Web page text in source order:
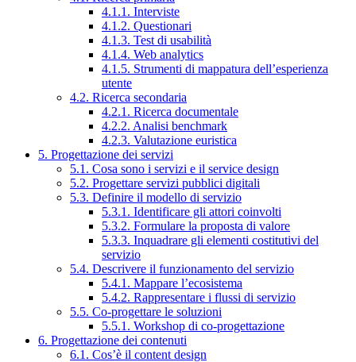
4.1.1. Interviste
4.1.2. Questionari
4.1.3. Test di usabilità
4.1.4. Web analytics
4.1.5. Strumenti di mappatura dell’esperienza
utente
4.2. Ricerca secondaria
4.2.1. Ricerca documentale
4.2.2. Analisi benchmark
4.2.3. Valutazione euristica
5. Progettazione dei servizi
5.1. Cosa sono i servizi e il service design
5.2. Progettare servizi pubblici digitali
5.3. Definire il modello di servizio
5.3.1. Identificare gli attori coinvolti
5.3.2. Formulare la proposta di valore
5.3.3. Inquadrare gli elementi costitutivi del
servizio
5.4. Descrivere il funzionamento del servizio
5.4.1. Mappare l’ecosistema
5.4.2. Rappresentare i flussi di servizio
5.5. Co-progettare le soluzioni
5.5.1. Workshop di co-progettazione
6. Progettazione dei contenuti
6.1. Cos’è il content design